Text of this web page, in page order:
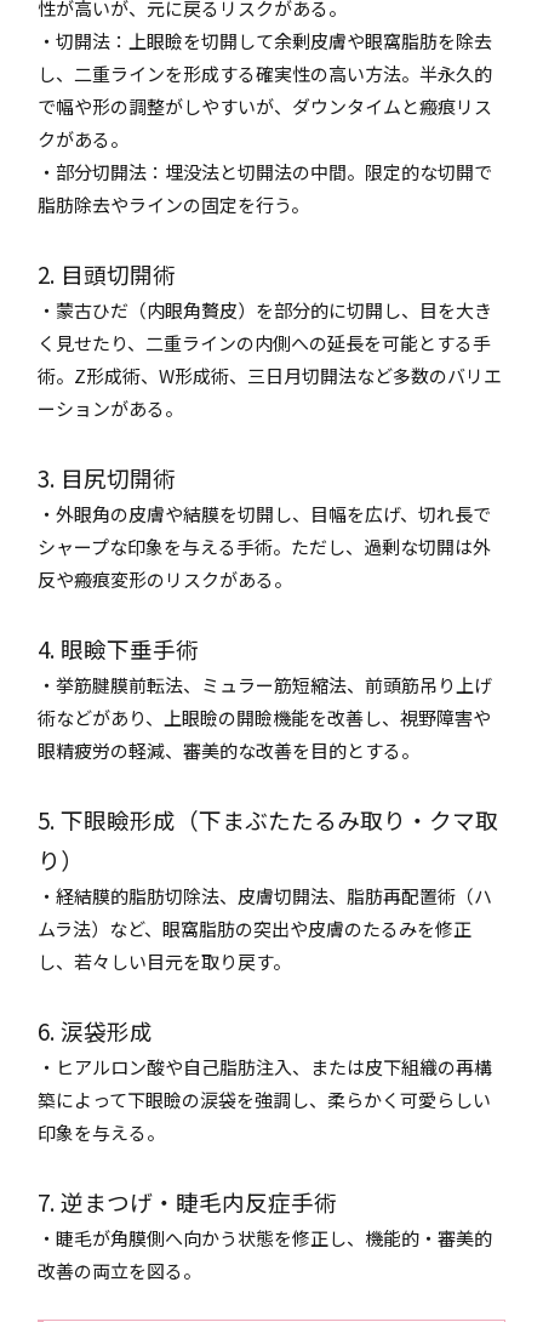
性が高いが、元に戻るリスクがある。
・切開法：上眼瞼を切開して余剰皮膚や眼窩脂肪を除去
し、二重ラインを形成する確実性の高い方法。半永久的
で幅や形の調整がしやすいが、ダウンタイムと瘢痕リス
クがある。
・部分切開法：埋没法と切開法の中間。限定的な切開で
脂肪除去やラインの固定を行う。
2. 目頭切開術
・蒙古ひだ（内眼角贅皮）を部分的に切開し、目を大き
く見せたり、二重ラインの内側への延長を可能とする手
術。Z形成術、W形成術、三日月切開法など多数のバリエ
ーションがある。
3. 目尻切開術
・外眼角の皮膚や結膜を切開し、目幅を広げ、切れ長で
シャープな印象を与える手術。ただし、過剰な切開は外
反や瘢痕変形のリスクがある。
4. 眼瞼下垂手術
・挙筋腱膜前転法、ミュラー筋短縮法、前頭筋吊り上げ
術などがあり、上眼瞼の開瞼機能を改善し、視野障害や
眼精疲労の軽減、審美的な改善を目的とする。
5. 下眼瞼形成（下まぶたたるみ取り・クマ取
り）
・経結膜的脂肪切除法、皮膚切開法、脂肪再配置術（ハ
ムラ法）など、眼窩脂肪の突出や皮膚のたるみを修正
し、若々しい目元を取り戻す。
6. 涙袋形成
・ヒアルロン酸や自己脂肪注入、または皮下組織の再構
築によって下眼瞼の涙袋を強調し、柔らかく可愛らしい
印象を与える。
7. 逆まつげ・睫毛内反症手術
・睫毛が角膜側へ向かう状態を修正し、機能的・審美的
改善の両立を図る。